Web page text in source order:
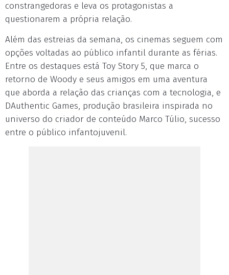
constrangedoras e leva os protagonistas a
questionarem a própria relação.
Além das estreias da semana, os cinemas seguem com
opções voltadas ao público infantil durante as férias.
Entre os destaques está Toy Story 5, que marca o
retorno de Woody e seus amigos em uma aventura
que aborda a relação das crianças com a tecnologia, e
DAuthentic Games, produção brasileira inspirada no
universo do criador de conteúdo Marco Túlio, sucesso
entre o público infantojuvenil.